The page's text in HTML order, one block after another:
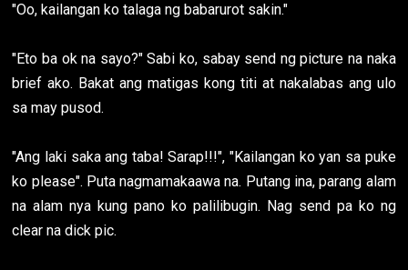
"Oo, kailangan ko talaga ng babarurot sakin."
"Eto ba ok na sayo?" Sabi ko, sabay send ng picture na naka
brief ako. Bakat ang matigas kong titi at nakalabas ang ulo
sa may pusod.
"Ang laki saka ang taba! Sarap!!!", "Kailangan ko yan sa puke
ko please". Puta nagmamakaawa na. Putang ina, parang alam
na alam nya kung pano ko palilibugin. Nag send pa ko ng
clear na dick pic.